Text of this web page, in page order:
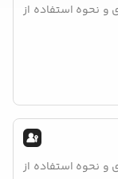
و نحوه استفاده از
و نحوه استفاده از